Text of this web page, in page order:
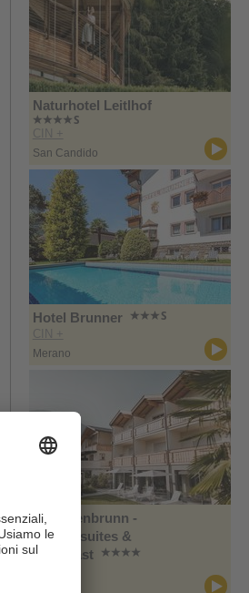
Naturhotel Leitlhof
CIN +
San Candido
Hotel Brunner
CIN +
Merano
Im Tiefenbrunn -
Gardensuites &
Breakfast